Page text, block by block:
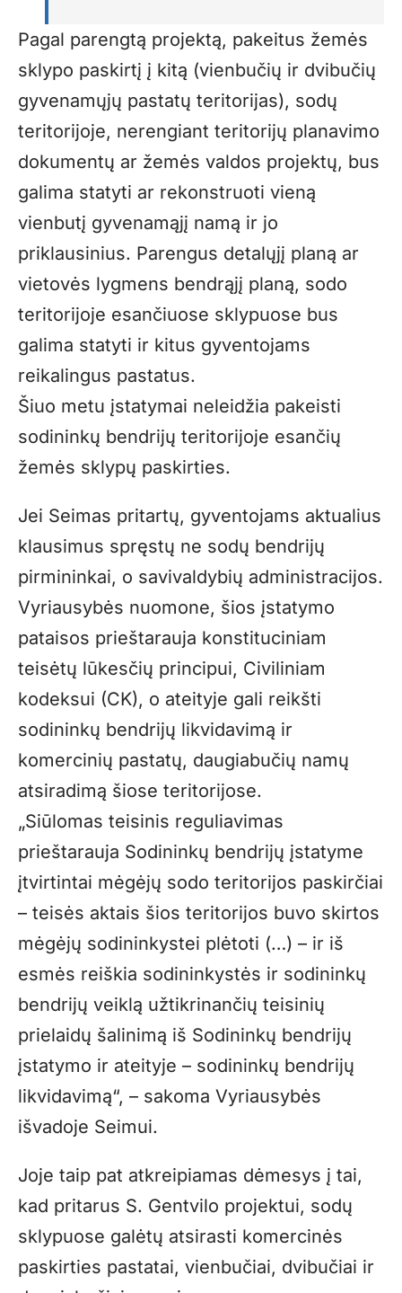
Pagal parengtą projektą, pakeitus žemės
sklypo paskirtį į kitą (vienbučių ir dvibučių
gyvenamųjų pastatų teritorijas), sodų
teritorijoje, nerengiant teritorijų planavimo
dokumentų ar žemės valdos projektų, bus
galima statyti ar rekonstruoti vieną
vienbutį gyvenamąjį namą ir jo
priklausinius. Parengus detalųjį planą ar
vietovės lygmens bendrąjį planą, sodo
teritorijoje esančiuose sklypuose bus
galima statyti ir kitus gyventojams
reikalingus pastatus.
Šiuo metu įstatymai neleidžia pakeisti
sodininkų bendrijų teritorijoje esančių
žemės sklypų paskirties.
Jei Seimas pritartų, gyventojams aktualius
klausimus spręstų ne sodų bendrijų
pirmininkai, o savivaldybių administracijos.
Vyriausybės nuomone, šios įstatymo
pataisos prieštarauja konstituciniam
teisėtų lūkesčių principui, Civiliniam
kodeksui (CK), o ateityje gali reikšti
sodininkų bendrijų likvidavimą ir
komercinių pastatų, daugiabučių namų
atsiradimą šiose teritorijose.
„Siūlomas teisinis reguliavimas
prieštarauja Sodininkų bendrijų įstatyme
įtvirtintai mėgėjų sodo teritorijos paskirčiai
– teisės aktais šios teritorijos buvo skirtos
mėgėjų sodininkystei plėtoti (…) – ir iš
esmės reiškia sodininkystės ir sodininkų
bendrijų veiklą užtikrinančių teisinių
prielaidų šalinimą iš Sodininkų bendrijų
įstatymo ir ateityje – sodininkų bendrijų
likvidavimą“, – sakoma Vyriausybės
išvadoje Seimui.
Joje taip pat atkreipiamas dėmesys į tai,
kad pritarus S. Gentvilo projektui, sodų
sklypuose galėtų atsirasti komercinės
paskirties pastatai, vienbučiai, dvibučiai ir